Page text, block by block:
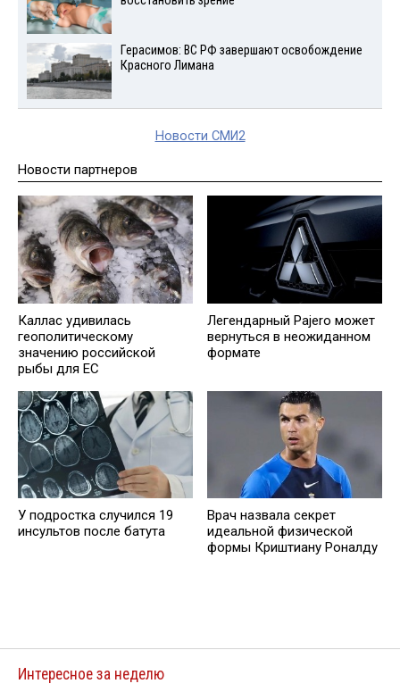
Герасимов: ВС РФ завершают освобождение
Красного Лимана
Новости СМИ2
Новости партнеров
Каллас удивилась
геополитическому
значению российской
рыбы для ЕС
Легендарный Pajero может
вернуться в неожиданном
формате
У подростка случился 19
инсультов после батута
Врач назвала секрет
идеальной физической
формы Криштиану Роналду
Интересное за неделю